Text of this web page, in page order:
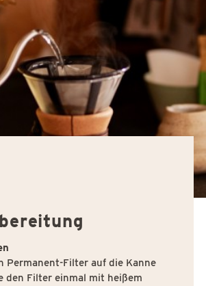
Permanent-Filter auf die Kanne
den Filter einmal mit heißem